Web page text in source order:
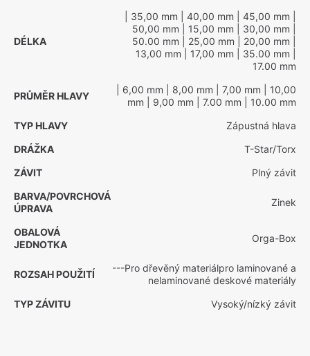
DÉLKA
| 35,00 mm | 40,00 mm | 45,00 mm
50,00 mm | 15,00 mm | 30,00 mm
50.00 mm | 25,00 mm | 20,00 mm
13,00 mm | 17,00 mm | 35.00 mm
17.00 mm
PRŮMĚR HLAVY
| 6,00 mm | 8,00 mm | 7,00 mm | 10,00
mm | 9,00 mm | 7.00 mm | 10.00 mm
TYP HLAVY
Zápustná hlava
DRÁŽKA
T-Star/Torx
ZÁVIT
Plný závit
BARVA/POVRCHOVÁ
ÚPRAVA
Zinek
OBALOVÁ
JEDNOTKA
Orga-Box
ROZSAH POUŽITÍ
---Pro dřevěný materiálpro laminované a
nelaminované deskové materiály
TYP ZÁVITU
Vysoký/nízký závit